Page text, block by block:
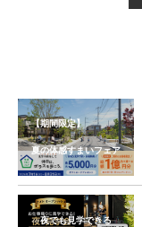
【期間限定】
夏の体感すまいフェア
夜でも見学できる